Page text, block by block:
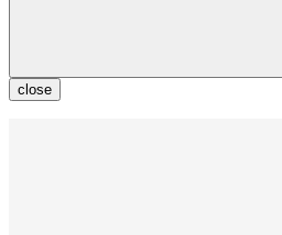
close